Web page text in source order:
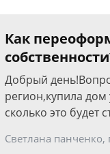
Как
Добрый
регион,купила
сколько это будет
Светлана панченко,